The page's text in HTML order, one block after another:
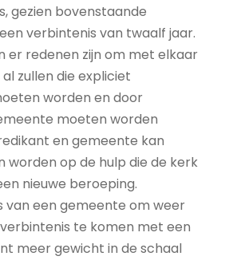
gezien bovenstaande
verbintenis van twaalf jaar.
er redenen zijn om met elkaar
zullen die expliciet
worden en door
moeten worden
en gemeente kan
worden op de hulp die de kerk
nieuwe beroeping.
van een gemeente om weer
te komen met een
meer gewicht in de schaal